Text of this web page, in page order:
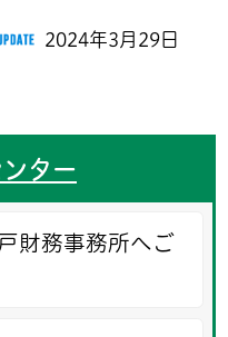
2024年3月29日
ター
財務事務所へご